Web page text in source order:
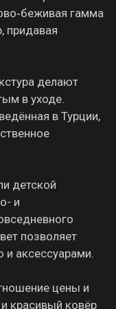
гамма
придавая
делают
в уходе.
в Турции,
детской
и
позволяет
и аксессуарами.
цены и
красивый ковёр